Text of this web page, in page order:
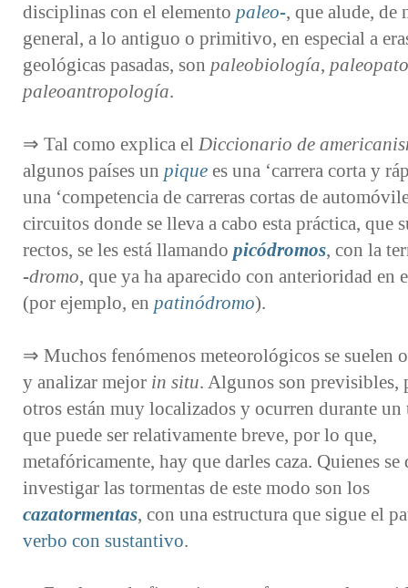
disciplinas con el elemento paleo-, que alude, de
general, a lo antiguo o primitivo, en especial a
geológicas pasadas, son paleobiología,
paleoantropología.
⇒ Tal como explica el Diccionario de
algunos países un pique es una ‘carrera corta y
una ‘competencia de carreras cortas de
circuitos donde se lleva a cabo esta práctica, que
rectos, se les está llamando picódromos, con la
-⁠dromo, que ya ha aparecido con anterioridad en
(por ejemplo, en patinódromo).
⇒ Muchos fenómenos meteorológicos se suelen
y analizar mejor in situ. Algunos son previsibles,
otros están muy localizados y ocurren durante un
que puede ser relativamente breve, por lo que,
metafóricamente, hay que darles caza. Quienes se
investigar las tormentas de este modo son los
cazatormentas, con una estructura que sigue el
verbo con sustantivo.